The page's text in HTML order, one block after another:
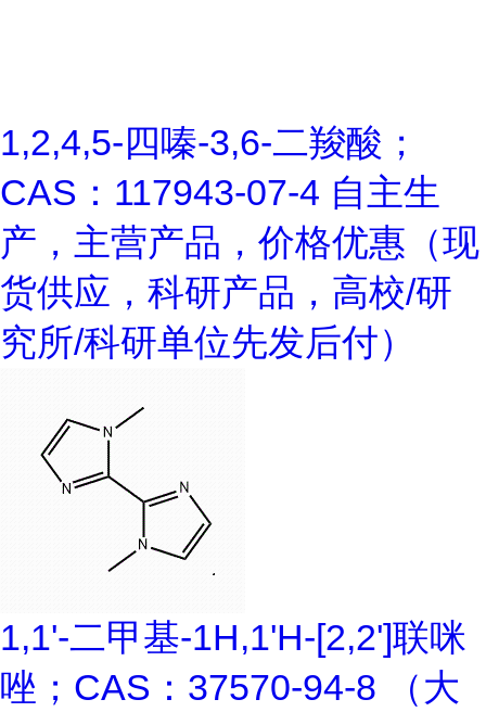
1,2,4,5-四嗪-3,6-二羧酸；
CAS：117943-07-4 自主生
产，主营产品，价格优惠（现
货供应，科研产品，高校/研
究所/科研单位先发后付）
1,1'-二甲基-1H,1'H-[2,2']联咪
唑；CAS：37570-94-8 （大